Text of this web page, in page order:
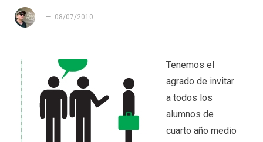
08/07/2010
Tenemos el
agrado de invitar
a todos los
alumnos de
cuarto año medio